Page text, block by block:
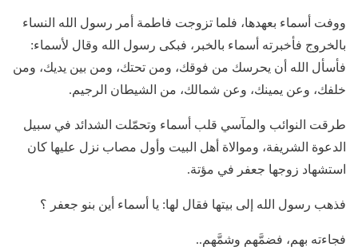
ووفت أسماء بعهدها، فلما تزوجت فاطمة أمر رسول الله النساء
بالخروج فأخبرته أسماء بالخبر، فبكى رسول الله وقال لأسماء:
فأسأل الله أن يحرسك من فوقك، ومن تحتك، ومن بين يديك، ومن
خلفك، وعن يمينك، وعن شمالك، من الشيطان الرجيم.
طرقت النوائب والمآسي قلب أسماء وتحمّلت الشدائد في سبيل
الدعوة الشريفة، وموالاة أهل البيت وأول مصاب نزل عليها كان
استشهاد زوجها جعفر في مؤتة.
فذهب رسول الله إلى بيتها فقال لها: يا أسماء أين بنو جعفر ؟
فجاءته بهم، فضمَّهم وشمَّهم..